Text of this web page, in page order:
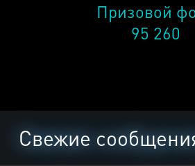
Призовой
95 260
Свежие